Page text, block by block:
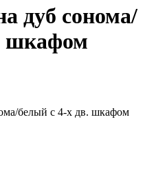
дуб сонома/
шкафом
белый с 4-х дв. шкафом